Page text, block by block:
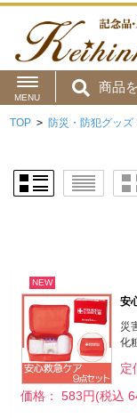
MENU
商品
用途から
商品カテゴリ
TOP > 防災・防犯グッズ
NEW
安
災
化
定
価格： 583円(税込